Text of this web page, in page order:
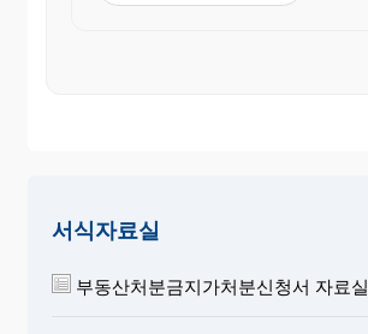
서식자료실
부동산처분금지가처분신청서 자료실